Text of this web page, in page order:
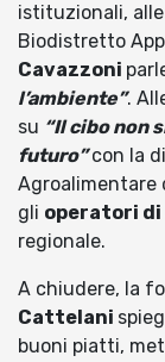
istituzionali, alle
Biodistretto
Cavazzoni
l’ambiente”.
su “Il cibo non
futuro”con la
Agroalimentare
gli operatori di
regionale.
A chiudere, la
Cattelani
buoni piatti,